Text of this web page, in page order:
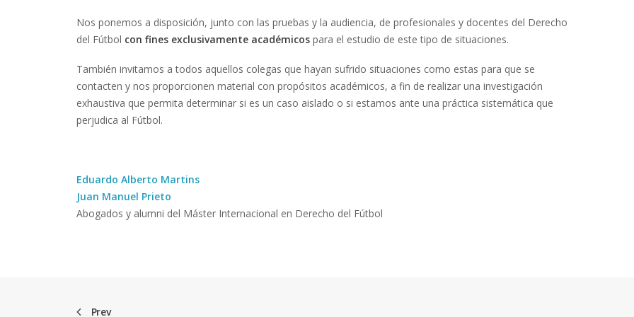
Nos ponemos a disposición, junto con las pruebas y la audiencia, de profesionales y docentes del Derecho
del Fútbol con fines exclusivamente académicos para el estudio de este tipo de situaciones.
También invitamos a todos aquellos colegas que hayan sufrido situaciones como estas para que se
contacten y nos proporcionen material con propósitos académicos, a fin de realizar una investigación
exhaustiva que permita determinar si es un caso aislado o si estamos ante una práctica sistemática que
perjudica al Fútbol.
Eduardo Alberto Martins
Juan Manuel Prieto
Abogados y alumni del Máster Internacional en Derecho del Fútbol
Prev